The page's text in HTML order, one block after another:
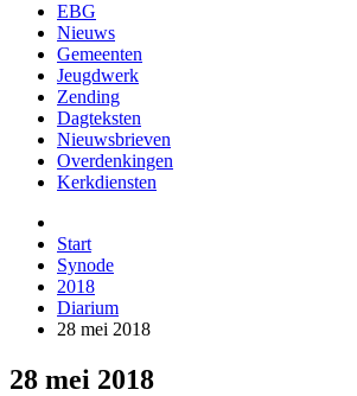
EBG
Nieuws
Gemeenten
Jeugdwerk
Zending
Dagteksten
Nieuwsbrieven
Overdenkingen
Kerkdiensten
Start
Synode
2018
Diarium
28 mei 2018
28 mei 2018